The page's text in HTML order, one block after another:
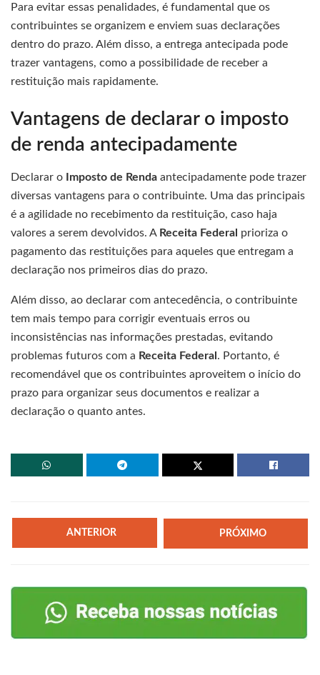
Para evitar essas penalidades, é fundamental que os
contribuintes se organizem e enviem suas declarações
dentro do prazo. Além disso, a entrega antecipada pode
trazer vantagens, como a possibilidade de receber a
restituição mais rapidamente.
Vantagens de declarar o imposto
de renda antecipadamente
Declarar o Imposto de Renda antecipadamente pode trazer
diversas vantagens para o contribuinte. Uma das principais
é a agilidade no recebimento da restituição, caso haja
valores a serem devolvidos. A Receita Federal prioriza o
pagamento das restituições para aqueles que entregam a
declaração nos primeiros dias do prazo.
Além disso, ao declarar com antecedência, o contribuinte
tem mais tempo para corrigir eventuais erros ou
inconsistências nas informações prestadas, evitando
problemas futuros com a Receita Federal . Portanto, é
recomendável que os contribuintes aproveitem o início do
prazo para organizar seus documentos e realizar a
declaração o quanto antes.
ANTERIOR PRÓXIMO